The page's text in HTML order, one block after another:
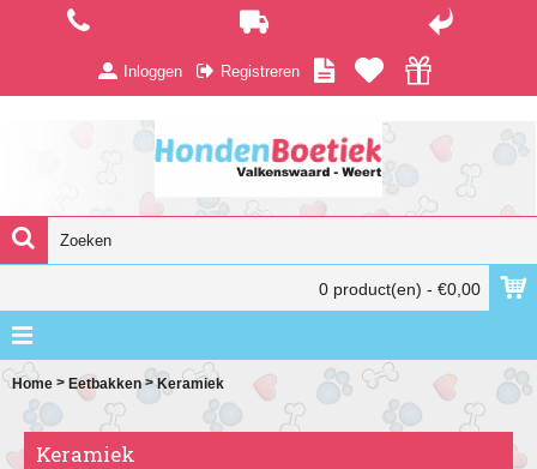
Inloggen Registreren
0 product(en) - €0,00
Home > Eetbakken>Keramiek
Keramiek